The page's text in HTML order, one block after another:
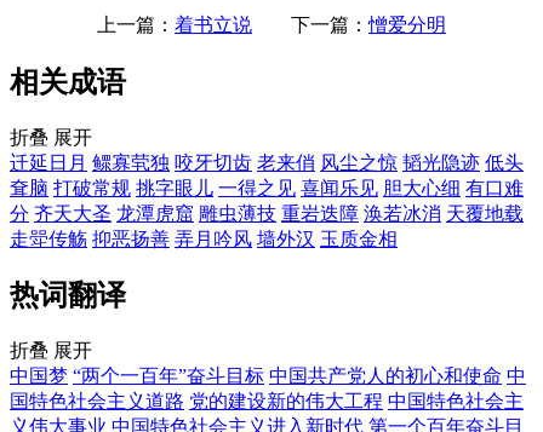
上一篇： 着书立说 下一篇：憎爱分明
相关成语
折叠 展开
迁延日月 鳏寡茕独 咬牙切齿 老来俏 风尘之惊 韬光隐迹 低头
耷脑 打破常规 挑字眼儿 一得之见 喜闻乐见 胆大心细 有口难
分 齐天大圣 龙潭虎窟 雕虫薄技 重岩迭障 涣若冰消 天覆地载
走斝传觞 抑恶扬善 弄月吟风 墙外汉 玉质金相
热词翻译
折叠 展开
中国梦 “两个一百年”奋斗目标 中国共产党人的初心和使命 中
国特色社会主义道路 党的建设新的伟大工程 中国特色社会主
义伟大事业 中国特色社会主义进入新时代 第一个百年奋斗目